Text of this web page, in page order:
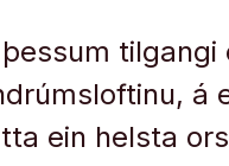
þessum
á
ein helsta